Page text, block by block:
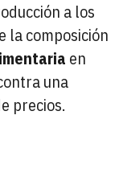
a los
la composición
en
una
precios.